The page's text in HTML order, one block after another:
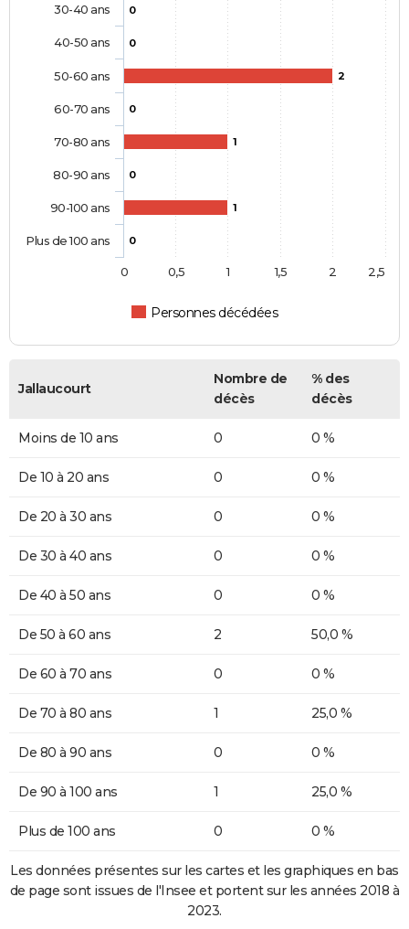
0
0
2
0
1
0
1
0
Personnes décédées
30-40 ans
40-50 ans
50-60 ans
60-70 ans
70-80 ans
80-90 ans
90-100 ans
Plus de 100 ans
0 0,5 1 1,5 2 2,5
Jallaucourt
Nombre de
décès
% des
décès
Moins de 10 ans 0 0 %
De 10 à 20 ans 0 0 %
De 20 à 30 ans 0 0 %
De 30 à 40 ans 0 0 %
De 40 à 50 ans 0 0 %
De 50 à 60 ans 2 50,0 %
De 60 à 70 ans 0 0 %
De 70 à 80 ans 1 25,0 %
De 80 à 90 ans 0 0 %
De 90 à 100 ans 1 25,0 %
Plus de 100 ans 0 0 %
Les données présentes sur les cartes et les graphiques en bas
de page sont issues de l'Insee et portent sur les années 2018 à
2023.